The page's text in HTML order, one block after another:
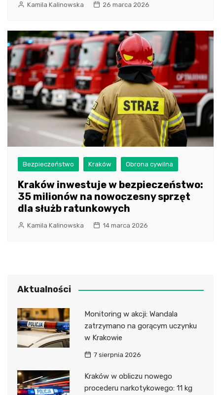
Kamila Kalinowska 26 marca 2026
Bezpieczeństwo Kraków Obrona cywilna
Kraków inwestuje w bezpieczeństwo:
35 milionów na nowoczesny sprzęt
dla służb ratunkowych
Kamila Kalinowska 14 marca 2026
Aktualności
Monitoring w akcji: Wandala
zatrzymano na gorącym uczynku
w Krakowie
7 sierpnia 2026
Kraków w obliczu nowego
procederu narkotykowego: 11 kg